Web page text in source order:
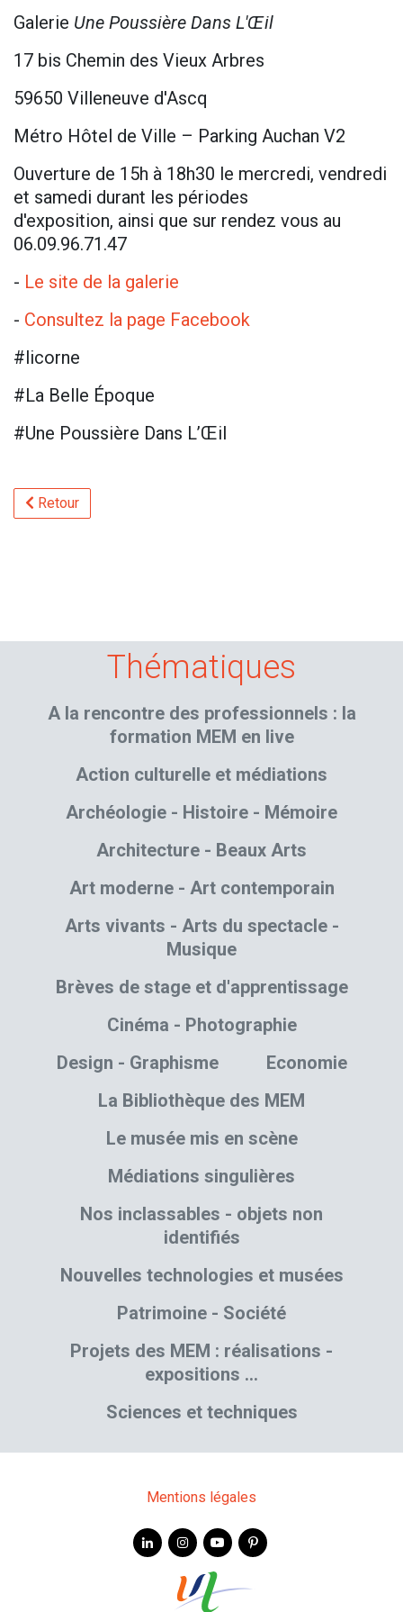
Galerie Une Poussière Dans L'Œil
17 bis Chemin des Vieux Arbres
59650 Villeneuve d'Ascq
Métro Hôtel de Ville – Parking Auchan V2
Ouverture de 15h à 18h30 le mercredi, vendredi
et samedi durant les périodes
d'exposition, ainsi que sur rendez vous au
06.09.96.71.47
- Le site de la galerie
- Consultez la page Facebook
#licorne
#La Belle Époque
#Une Poussière Dans L’Œil
Retour
Thématiques
A la rencontre des professionnels : la
formation MEM en live
Action culturelle et médiations
Archéologie - Histoire - Mémoire
Architecture - Beaux Arts
Art moderne - Art contemporain
Arts vivants - Arts du spectacle -
Musique
Brèves de stage et d'apprentissage
Cinéma - Photographie
Design - Graphisme
Economie
La Bibliothèque des MEM
Le musée mis en scène
Médiations singulières
Nos inclassables - objets non
identifiés
Nouvelles technologies et musées
Patrimoine - Société
Projets des MEM : réalisations -
expositions …
Sciences et techniques
Mentions légales